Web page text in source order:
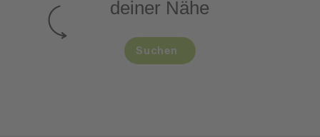
deiner Nähe
Suchen